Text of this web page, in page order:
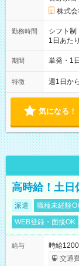
円の場合
円（役割
間】試用
株式
勤務時間
シフト制
1日あた
間は 試
期間 単発・1
特徴 週1日か
気になる！
高時給！土日
派遣 職種未経験
WEB登録・面接OK
給与
時給
交通